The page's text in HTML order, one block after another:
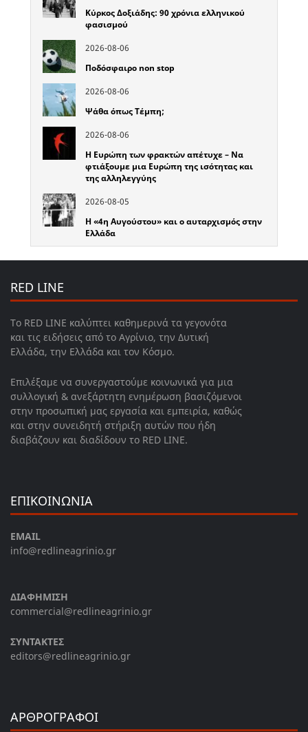
Κύρκος Δοξιάδης: 90 χρόνια ελληνικού
φασισμού
2026-08-06
Ποδόσφαιρο non stop
2026-08-06
Ψάθα όπως Τέμπη;
2026-08-06
Η Ευρώπη των φρακτών απέτυχε – Να
φτιάξουμε μια Ευρώπη της ισότητας και
της αλληλεγγύης
2026-08-05
Η «4η Αυγούστου» και ο αυταρχισμός στην
Ελλάδα
RED LINE
Το RED LINE καλύπτει καθημερινά τα γεγονότα
και τις ειδήσεις από το Αγρίνιο, την Δυτική
Ελλάδα, την Ελλάδα και τον Κόσμο.
Επιλέξαμε να συνεργαστούμε κοινωνικά για μια
συλλογική & ανεξάρτητη ενημέρωση βασιζόμενοι
στην προσωπική μας εργασία και εμπειρία, καθώς
και στην συνειδητή στήριξη αυτών που ήδη
διαβάζουν και διαδίδουν το RED LINE.
ΕΠΙΚΟΙΝΩΝΙΑ
EMAIL
info@redlineagrinio.gr
ΔΙΑΦΗΜΙΣΗ
commercial@redlineagrinio.gr
ΣΥΝΤΑΚΤΕΣ
editors@redlineagrinio.gr
ΑΡΘΡΟΓΡΑΦΟΙ